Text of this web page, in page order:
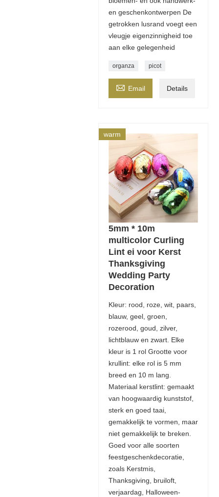
en geschenkontwerpen De
getrokken lusrand voegt een
vleugje eigenzinnigheid toe
aan elke gelegenheid
organza picot
 Email Details
warm
5mm * 10m
multicolor Curling
Lint ei voor Kerst
Thanksgiving
Wedding Party
Decoration
Kleur: rood, roze, wit, paars,
blauw, geel, groen,
rozerood, goud, zilver,
lichtblauw en zwart. Elke
kleur is 1 rol Grootte voor
krullint: elke rol is 5 mm
breed en 10 m lang.
Materiaal kerstlint: gemaakt
van hoogwaardig kunststof,
sterk en goed taai,
gemakkelijk te vormen, maar
niet gemakkelijk te breken.
Goed voor alle soorten
feestgeschenkdecoratie,
zoals Kerstmis,
Thanksgiving, bruiloft,
verjaardag, Halloween-